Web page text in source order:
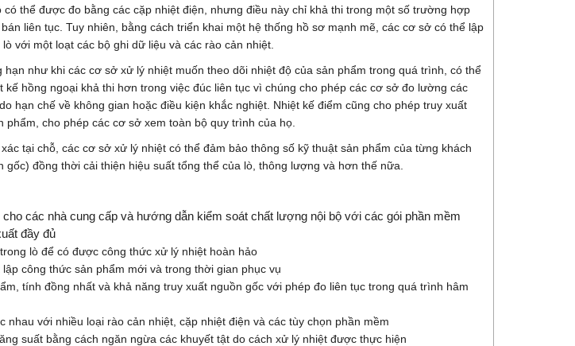
thể được đo bằng các cặp nhiệt điện, nhưng điều này chỉ khả thi trong một số trường hợp
liên tục. Tuy nhiên, bằng cách triển khai một hệ thống hồ sơ mạnh mẽ, các cơ sở có thể lập
với một loạt các bộ ghi dữ liệu và các rào cản nhiệt.
như khi các cơ sở xử lý nhiệt muốn theo dõi nhiệt độ của sản phẩm trong quá trình, có thể
kế hồng ngoại khả thi hơn trong việc đúc liên tục vì chúng cho phép các cơ sở đo lường các
hạn chế về không gian hoặc điều kiện khắc nghiệt. Nhiệt kế điểm cũng cho phép truy xuất
cho phép các cơ sở xem toàn bộ quy trình của họ.
tại chỗ, các cơ sở xử lý nhiệt có thể đảm bảo thông số kỹ thuật sản phẩm của từng khách
gốc) đồng thời cải thiện hiệu suất tổng thể của lò, thông lượng và hơn thế nữa.
các nhà cung cấp và hướng dẫn kiểm soát chất lượng nội bộ với các gói phần mềm
đầy đủ
lò để có được công thức xử lý nhiệt hoàn hảo
công thức sản phẩm mới và trong thời gian phục vụ
tính đồng nhất và khả năng truy xuất nguồn gốc với phép đo liên tục trong quá trình hâm
nhau với nhiều loại rào cản nhiệt, cặp nhiệt điện và các tùy chọn phần mềm
suất bằng cách ngăn ngừa các khuyết tật do cách xử lý nhiệt được thực hiện